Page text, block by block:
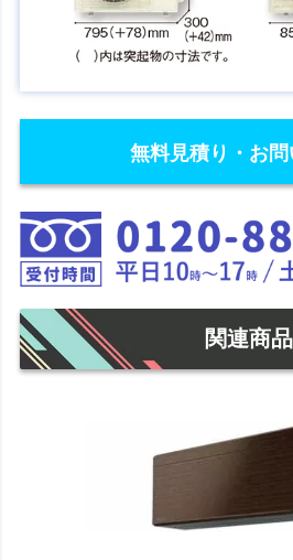
無料見積り・お
関連商品